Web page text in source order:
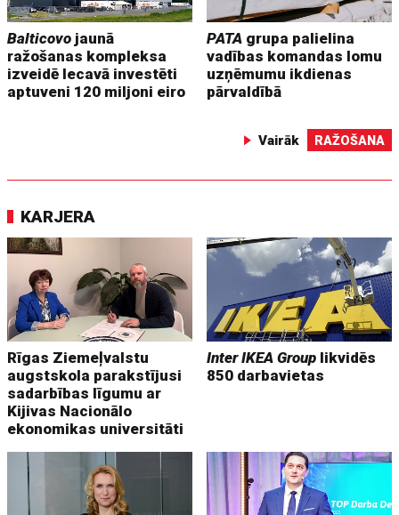
Balticovo jaunā
ražošanas kompleksa
izveidē Iecavā investēti
aptuveni 120 miljoni eiro
PATA grupa palielina
vadības komandas lomu
uzņēmumu ikdienas
pārvaldībā
Vairāk RAŽOŠANA
KARJERA
Rīgas Ziemeļvalstu
augstskola parakstījusi
sadarbības līgumu ar
Kijivas Nacionālo
ekonomikas universitāti
Inter IKEA Group likvidēs
850 darbavietas